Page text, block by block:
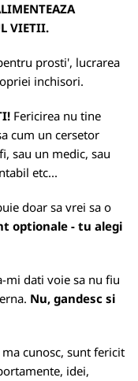
VIETII.
prosti', lucrarea
inchisori.
Fericirea nu tine
cum un cersetor
sau un medic, sau
etc...
doar sa vrei sa o
optionale - tu alegi
mi dati voie sa nu fiu
Nu, gandesc si
cunosc, sunt fericit
idei,